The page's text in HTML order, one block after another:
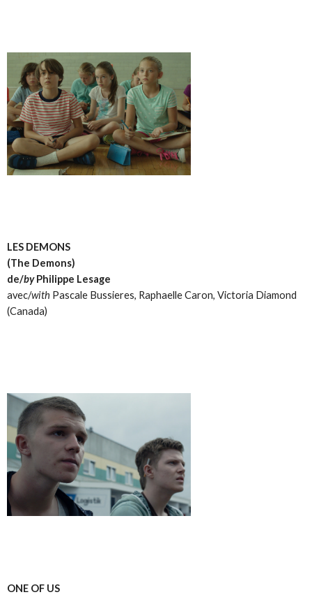
LES DEMONS
(The Demons)
de/byPhilippe Lesage
avec/with Pascale Bussieres, Raphaelle Caron, Victoria Diamond
(Canada)
ONE OF US